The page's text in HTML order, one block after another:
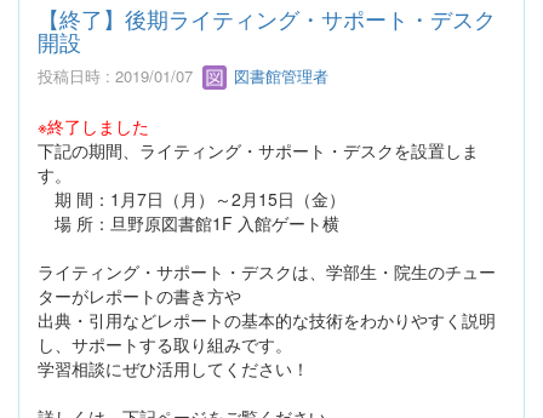
【終了】後期ライティング・サポート・デスク
開設
投稿日時 : 2019/01/07 図書館管理者
※終了しました
下記の期間、ライティング・サポート・デスクを設置しま
す。
期 間：1月7日（月）～2月15日（金）
場 所：旦野原図書館1F 入館ゲート横
ライティング・サポート・デスクは、学部生・院生のチュー
ターがレポートの書き方や
出典・引用などレポートの基本的な技術をわかりやすく説明
し、サポートする取り組みです。
学習相談にぜひ活用してください！